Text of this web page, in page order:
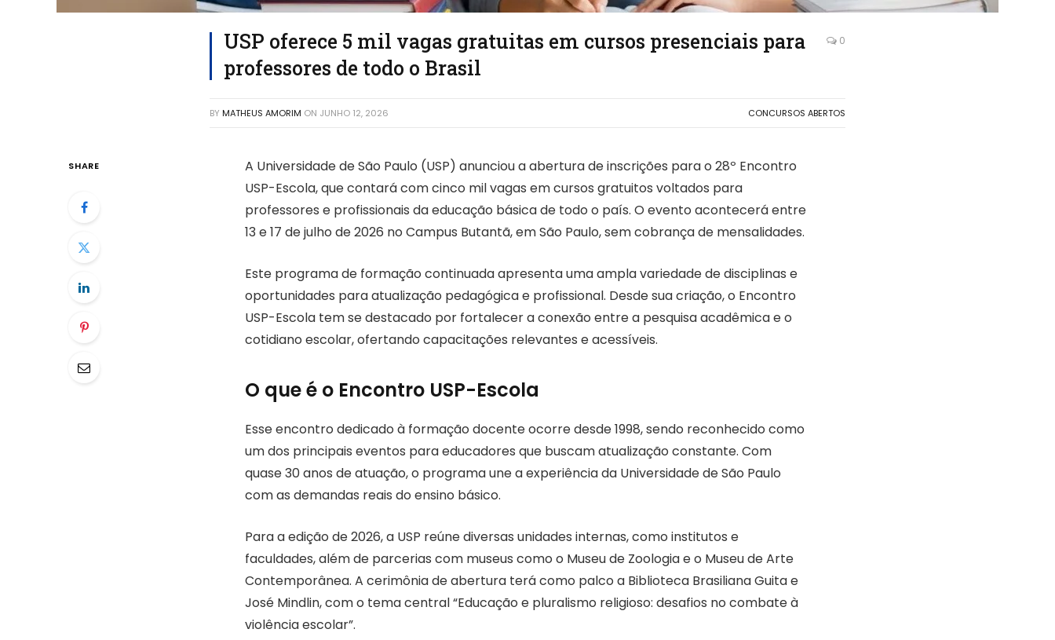
USP oferece 5 mil vagas gratuitas em cursos presenciais para
professores de todo o Brasil
0
BY MATHEUS AMORIM ON JUNHO 12, 2026 CONCURSOS ABERTOS
SHARE
A Universidade de São Paulo (USP) anunciou a abertura de inscrições para o 28º Encontro
USP-Escola, que contará com cinco mil vagas em cursos gratuitos voltados para
professores e profissionais da educação básica de todo o país. O evento acontecerá entre
13 e 17 de julho de 2026 no Campus Butantã, em São Paulo, sem cobrança de mensalidades.
Este programa de formação continuada apresenta uma ampla variedade de disciplinas e
oportunidades para atualização pedagógica e profissional. Desde sua criação, o Encontro
USP-Escola tem se destacado por fortalecer a conexão entre a pesquisa acadêmica e o
cotidiano escolar, ofertando capacitações relevantes e acessíveis.
O que é o Encontro USP-Escola
Esse encontro dedicado à formação docente ocorre desde 1998, sendo reconhecido como
um dos principais eventos para educadores que buscam atualização constante. Com
quase 30 anos de atuação, o programa une a experiência da Universidade de São Paulo
com as demandas reais do ensino básico.
Para a edição de 2026, a USP reúne diversas unidades internas, como institutos e
faculdades, além de parcerias com museus como o Museu de Zoologia e o Museu de Arte
Contemporânea. A cerimônia de abertura terá como palco a Biblioteca Brasiliana Guita e
José Mindlin, com o tema central “Educação e pluralismo religioso: desafios no combate à
violência escolar”.